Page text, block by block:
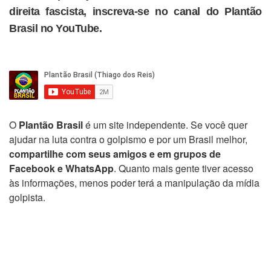
direita fascista, inscreva-se no canal do Plantão
Brasil no YouTube.
O Plantão Brasilé um site independente. Se você quer
ajudar na luta contra o golpismo e por um Brasil melhor,
compartilhe com seus amigos e em grupos de
Facebook e WhatsApp. Quanto mais gente tiver acesso
às informações, menos poder terá a manipulação da mídia
golpista.